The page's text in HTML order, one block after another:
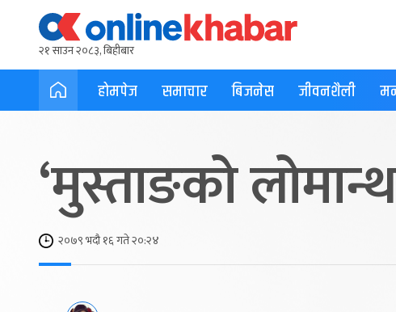
२१ साउन २०८३, बिहीबार
होमपेज समाचार बिजनेस जीवनशैली
‘मुस्ताङको
२०७९ भदौ १६ गते २०:२४